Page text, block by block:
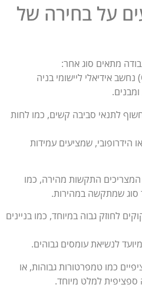
על בחירה של
מתאים סוג אחר:
למשל מלט פורטלנד רגיל (OPC) נחשב אידיאלי ליישומי בניה
לתנאי סביבה קשים, כמו לחות
הידרופובי, שמציעים עמידות
המצריכים התקשות מהירה, כמו
סוג שמתקשה במהירות.
לחוזק גבוה במיוחד, כמו בניינים
לנשיאת עומסים גבוהים.
כמו טמפרטורות גבוהות, או
למלט מיוחד.